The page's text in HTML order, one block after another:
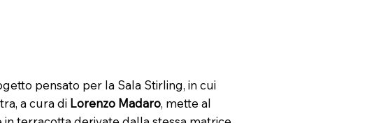
pensato per la Sala Stirling, in cui
a cura di Lorenzo Madaro, mette al